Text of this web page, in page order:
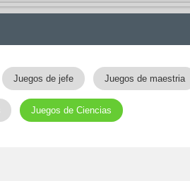
Juegos de jefe Juegos de maestria
Juegos de Ciencias